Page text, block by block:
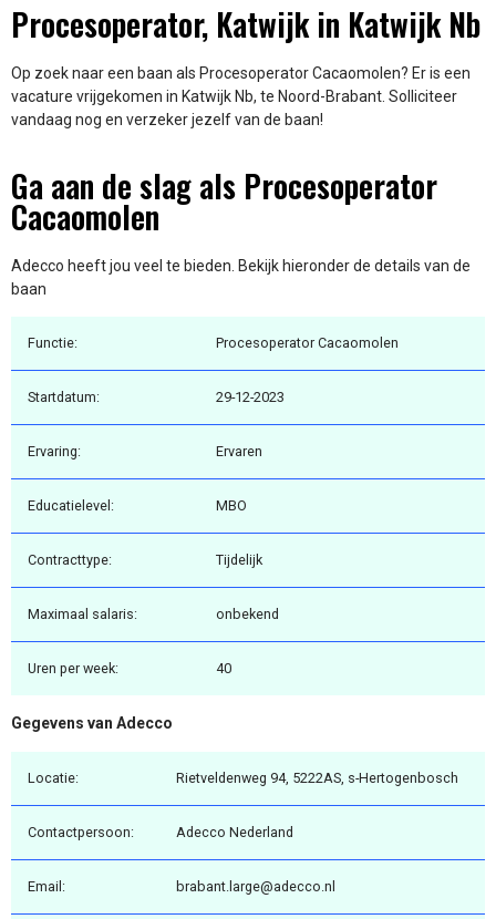
Procesoperator, Katwijk in Katwijk Nb
Op zoek naar een baan als Procesoperator Cacaomolen? Er is een
vacature vrijgekomen in Katwijk Nb, te Noord-Brabant. Solliciteer
vandaag nog en verzeker jezelf van de baan!
Ga aan de slag als Procesoperator
Cacaomolen
Adecco heeft jou veel te bieden. Bekijk hieronder de details van de
baan
Functie: Procesoperator Cacaomolen
Startdatum: 29-12-2023
Ervaring: Ervaren
Educatielevel: MBO
Contracttype: Tijdelijk
Maximaal salaris: onbekend
Uren per week: 40
Gegevens van Adecco
Locatie: Rietveldenweg 94, 5222AS, s-Hertogenbosch
Contactpersoon: Adecco Nederland
Email: brabant.large@adecco.nl